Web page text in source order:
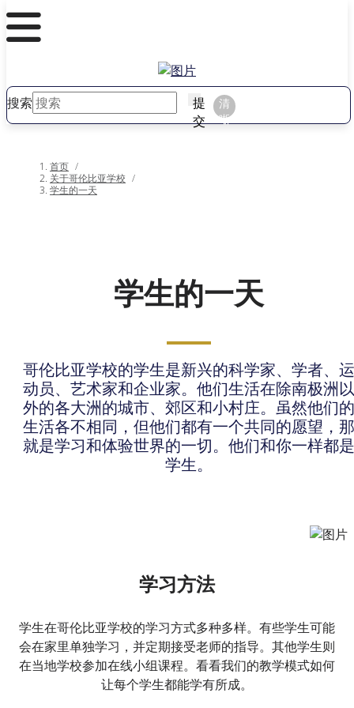
搜索
提
交
清
晰
首页 /
关于哥伦比亚学校 /
学生的一天
学生的一天
哥伦比亚学校的学生是新兴的科学家、学者、运
动员、艺术家和企业家。他们生活在除南极洲以
外的各大洲的城市、郊区和小村庄。虽然他们的
生活各不相同，但他们都有一个共同的愿望，那
就是学习和体验世界的一切。他们和你一样都是
学生。
学习方法
学生在哥伦比亚学校的学习方式多种多样。有些学生可能
会在家里单独学习，并定期接受老师的指导。其他学生则
在当地学校参加在线小组课程。看看我们的教学模式如何
让每个学生都能学有所成。